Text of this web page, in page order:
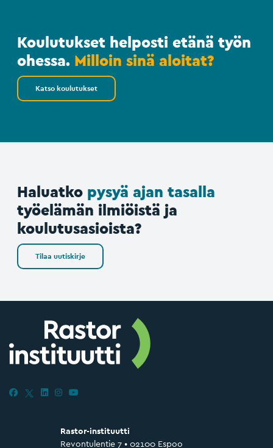
Koulutukset helposti etänä työn
ohessa. Milloin sinä aloitat?
Katso koulutukset
Haluatko pysyä ajan tasalla
työelämän ilmiöistä ja
koulutusasioista?
Tilaa uutiskirje
Rastor-instituutti
Revontulentie 7 • 02100 Espoo